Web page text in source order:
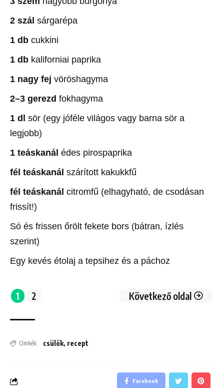
2 szál sárgarépa
1 db cukkini
1 db kaliforniai paprika
1 nagy fej vöröshagyma
2–3 gerezd fokhagyma
1 dl
sör (egy jóféle világos vagy barna sör a
legjobb)
1 teáskanál édes pirospaprika
fél teáskanál szárított kakukkfű
fél teáskanál citromfű (elhagyható, de csodásan
frissít!)
Só és frissen őrölt fekete bors (bátran, ízlés
szerint)
Egy kevés étolaj a tepsihez és a páchoz
1 2 Következő oldal
Címkék: csülök, recept
Facebook